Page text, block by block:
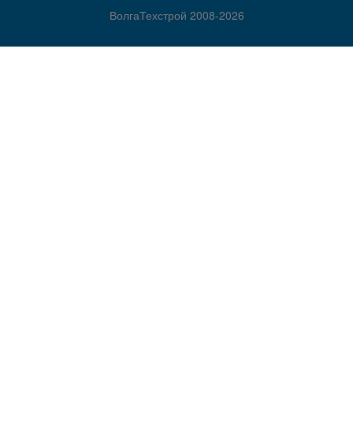
ВолгаТехстрой 2008-2026